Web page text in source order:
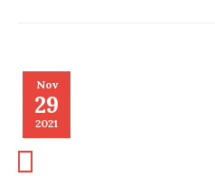
Nov
29
2021